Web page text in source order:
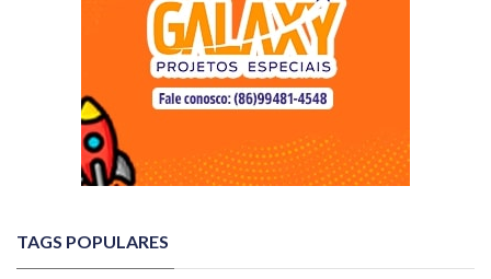
TAGS POPULARES